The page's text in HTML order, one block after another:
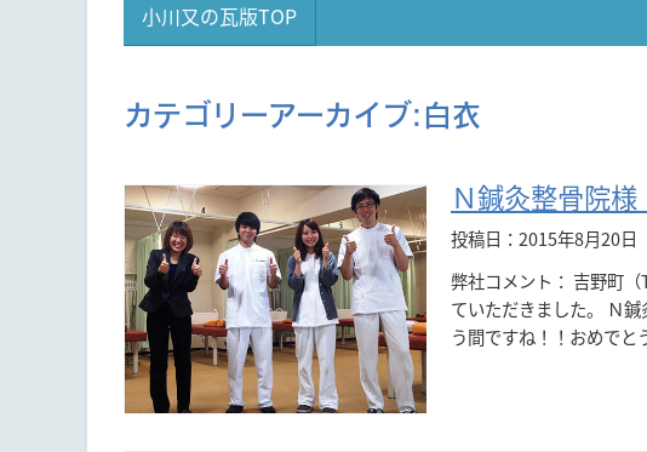
小川又の瓦版TOP
カテゴリーアーカイブ: 白衣
Ｎ鍼灸整骨院様
投稿日：2015年8月20日
弊社コメント： 吉野町
ていただきました。 Ｎ
う間ですね！！おめで